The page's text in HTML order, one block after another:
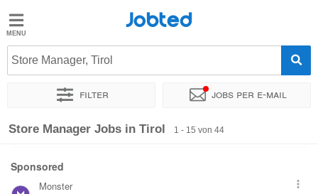
Jobted
Jobs
Jobted
Store Manager, Tirol
Filter Jobs per e-mail
Sortieren nach Unternehmen Zeitintensität
Store Manager Jobs in Tirol 1 - 15 von 44